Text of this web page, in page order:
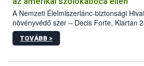
A Nemzeti Élelmiszerlánc-biztonsági
növényvédő szer – Decis Forte, Klartan
engedélyokiratát módosította, így azok a
egészen a vesszőérettség (BBCH 91)
érésű szőlőkben is legyen lehetőség a
TOVÁBB >